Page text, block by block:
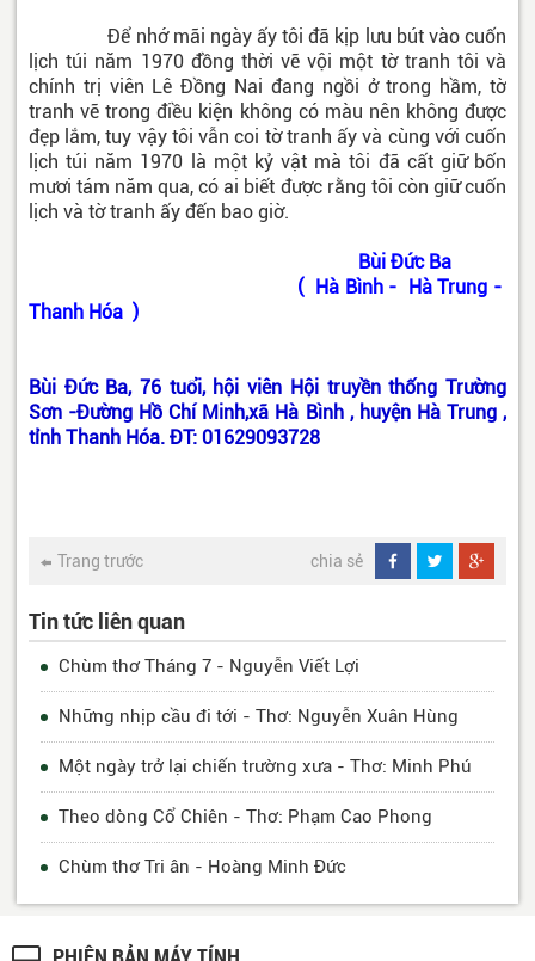
Để nhớ mãi ngày ấy tôi đã kịp lưu bút vào cuốn
lịch túi năm 1970 đồng thời vẽ vội một tờ tranh tôi và
chính trị viên Lê Đồng Nai đang ngồi ở trong hầm, tờ
tranh vẽ trong điều kiện không có màu nên không được
đẹp lắm, tuy vậy tôi vẫn coi tờ tranh ấy và cùng với cuốn
lịch túi năm 1970 là một kỷ vật mà tôi đã cất giữ bốn
mươi tám năm qua, có ai biết được rằng tôi còn giữ cuốn
lịch và tờ tranh ấy đến bao giờ.
Bùi Đức Ba
( Hà Bình - Hà Trung -
Thanh Hóa )
Bùi Đức Ba, 76 tuổi, hội viên Hội truyền thống Trường
Sơn -Đường Hồ Chí Minh,xã Hà Bình , huyện Hà Trung ,
tỉnh Thanh Hóa. ĐT: 01629093728
Trang trước chia sẻ
Tin tức liên quan
Chùm thơ Tháng 7 - Nguyễn Viết Lợi
Những nhịp cầu đi tới - Thơ: Nguyễn Xuân Hùng
Một ngày trở lại chiến trường xưa - Thơ: Minh Phú
Theo dòng Cổ Chiên - Thơ: Phạm Cao Phong
Chùm thơ Tri ân - Hoàng Minh Đức